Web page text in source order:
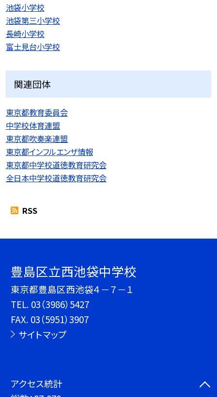
池袋小学校
池袋第三小学校
長崎小学校
富士見台小学校
関連団体
東京都教育委員会
中学校体育連盟
東京都吹奏楽連盟
東京都インフルエンザ情報
東京都中学校道徳教育研究会
全日本中学校道徳教育研究会
RSS
豊島区立西池袋中学校
東京都豊島区西池袋４－７－１
TEL. 03（3986）5427
FAX. 03（5951）3907
サイトマップ
アクセス統計